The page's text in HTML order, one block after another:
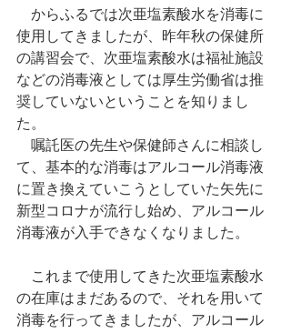
からふるでは次亜塩素酸水を消毒に
使用してきましたが、昨年秋の保健所
の講習会で、次亜塩素酸水は福祉施設
などの消毒液としては厚生労働省は推
奨していないということを知りまし
た。
嘱託医の先生や保健師さんに相談し
て、基本的な消毒はアルコール消毒液
に置き換えていこうとしていた矢先に
新型コロナが流行し始め、アルコール
消毒液が入手できなくなりました。
これまで使用してきた次亜塩素酸水
の在庫はまだあるので、それを用いて
消毒を行ってきましたが、アルコール